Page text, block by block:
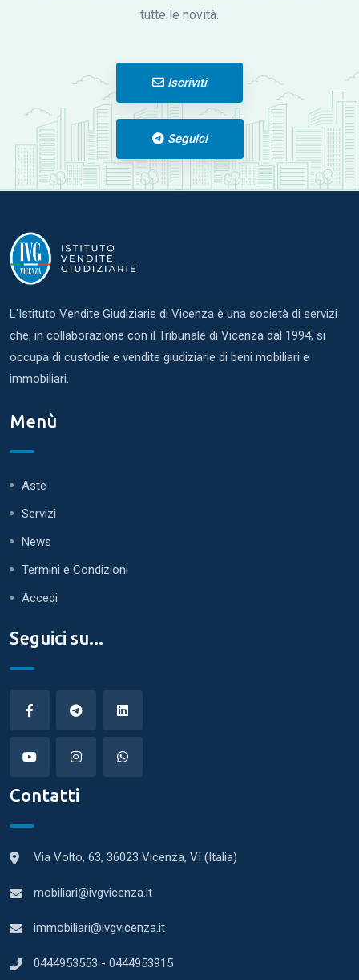
tutte le novità.
Iscriviti
Seguici
L'Istituto Vendite Giudiziarie di Vicenza è una società di servizi
che, in collaborazione con il Tribunale di Vicenza dal 1994, si
occupa di custodie e vendite giudiziarie di beni mobiliari e
immobiliari.
Menù
Aste
Servizi
News
Termini e Condizioni
Accedi
Seguici su...
Contatti
Via Volto, 63, 36023 Vicenza, VI (Italia)
mobiliari@ivgvicenza.it
immobiliari@ivgvicenza.it
0444953553 - 0444953915